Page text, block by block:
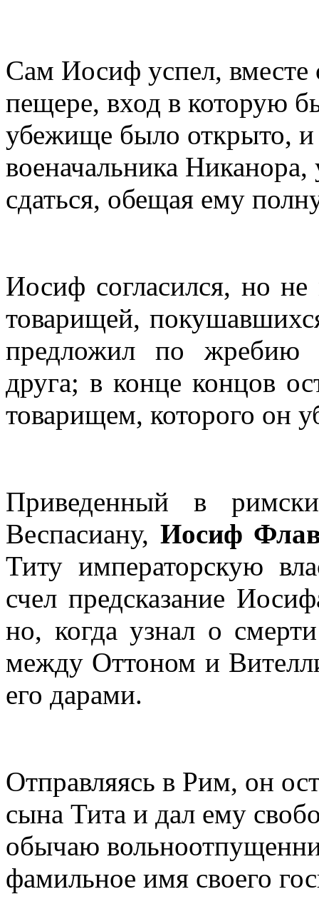
Сам Иосиф успел, вместе
пещере, вход в которую
убежище было открыто, и
военачальника
сдаться, обещая ему
Иосиф согласился, но
товарищей,
предложил по жребию
друга; в конце концов
товарищем, которого он
Приведенный в
Веспасиану, Иосиф
Титу императорскую
счел предсказание
но, когда узнал о
между Оттоном и
его дарами.
Отправляясь в Рим, он
сына Тита и дал ему
обычаю
фамильное имя своего